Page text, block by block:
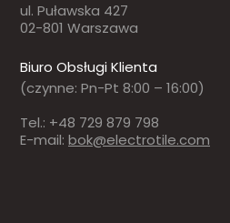
ul. Puławska 427
02-801 Warszawa
Biuro Obsługi Klienta
(czynne: Pn-Pt 8:00 – 16:00)
Tel.: +48 729 879 798
E-mail: bok@electrotile.com